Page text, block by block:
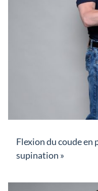
Flexion du coude en
supination »